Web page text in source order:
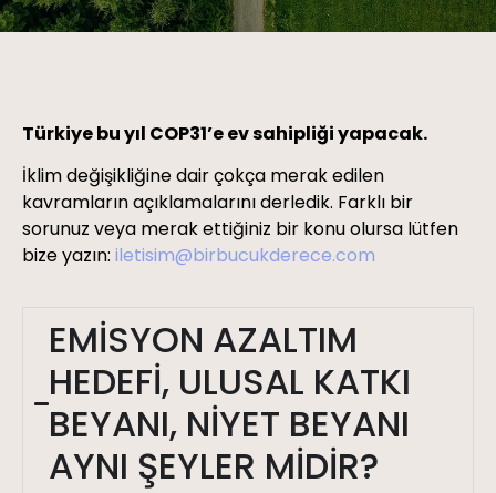
Türkiye bu yıl COP31’e ev sahipliği yapacak.
İklim değişikliğine dair çokça merak edilen
kavramların açıklamalarını derledik. Farklı bir
sorunuz veya merak ettiğiniz bir konu olursa lütfen
bize yazın: iletisim@birbucukderece.com
EMİSYON AZALTIM
HEDEFİ, ULUSAL KATKI
BEYANI, NİYET BEYANI
AYNI ŞEYLER MİDİR?